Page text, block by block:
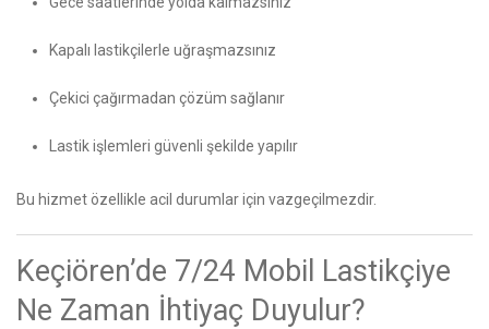
Kapalı lastikçilerle uğraşmazsınız
Çekici çağırmadan çözüm sağlanır
Lastik işlemleri güvenli şekilde yapılır
Bu hizmet özellikle acil durumlar için vazgeçilmezdir.
Keçiören’de 7/24 Mobil Lastikçiye
Ne Zaman İhtiyaç Duyulur?